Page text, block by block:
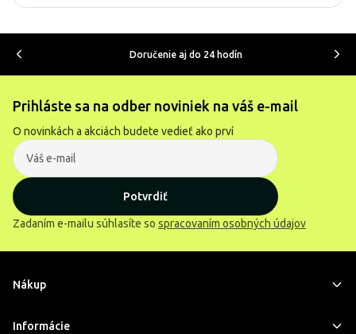
Doručenie aj do 24 hodín
Prihláste sa na odber noviniek na váš e-mail
O novinkách a akciách budete vedieť ako prví
Potvrdiť
Zadaním e-mailu súhlasíte so spracovaním osobných údajov
Nákup
Informácie